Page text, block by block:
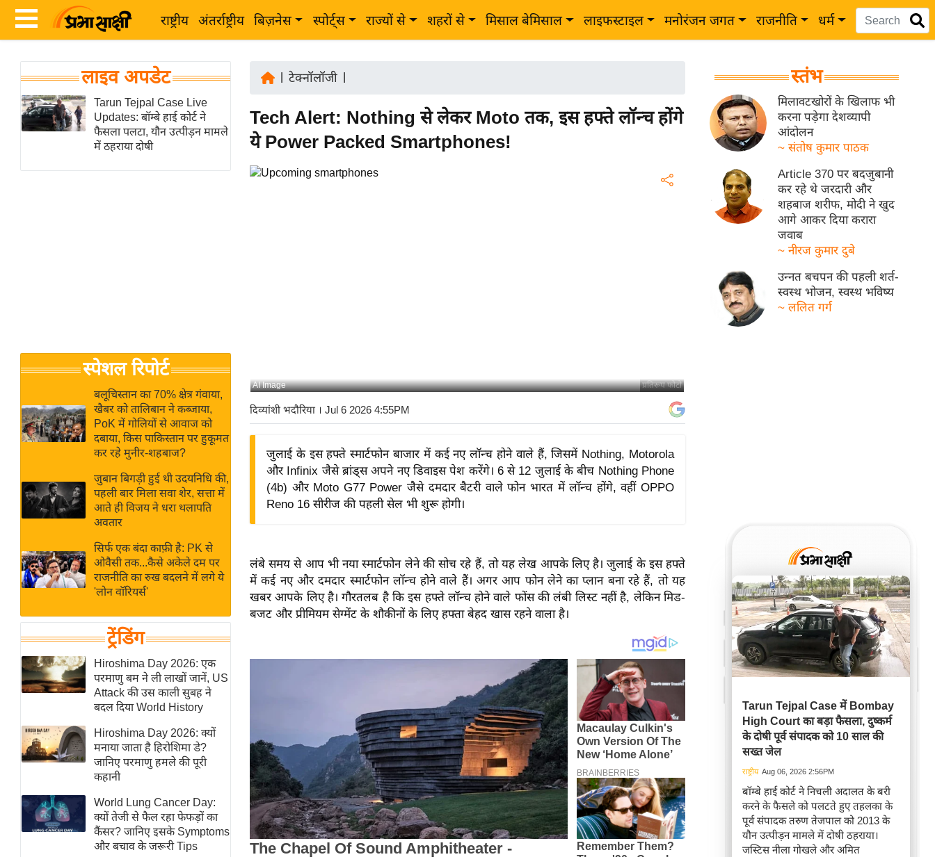
राष्ट्रीय अंतर्राष्ट्रीय बिज़नेस स्पोर्ट्स राज्यों से शहरों से मिसाल बेमिसाल लाइफस्टाइल मनोरंजन जगत राजनीति धर्म
Latest
News
in
Hindi
Hindi
ता
ख
ब
राष्ट्रीय
क्रिकेट
क्राइम
ई-पेपर
मिसाल बेमिसाल
शख्सियत
यंग इंडिया
साहित्य जगत
ऑटो वर्ल्ड
न्यूज ब्रीफ
मनोरंजन जगत
फिल्म समीक्षा
Breaking
News
लाइफस्टाइल
टेक्नॉलॉजी
ब्यूटी/फैशन
घरेलू नुस्खे
पर्यटन स्थल
फिटनेस मंत्रा
रिलेशनशिप
लाइव अपडेट
Tarun Tejpal Case Live
Updates: बॉम्बे हाई कोर्ट ने
फैसला पलटा, यौन उत्पीड़न मामले
में ठहराया दोषी
स्पेशल रिपोर्ट
बलूचिस्तान का 70% क्षेत्र गंवाया,
खैबर को तालिबान ने कब्जाया,
PoK में गोलियों से आवाज को
दबाया, किस पाकिस्तान पर हुकूमत
कर रहे मुनीर-शहबाज?
जुबान बिगड़ी हुई थी उदयनिधि की,
पहली बार मिला सवा शेर, सत्ता में
आते ही विजय ने धरा थलापति
अवतार
सिर्फ एक बंदा काफ़ी है: PK से
ओवैसी तक...कैसे अकेले दम पर
राजनीति का रुख बदलने में लगे ये
'लोन वॉरियर्स'
ट्रेंडिंग
Hiroshima Day 2026: एक
परमाणु बम ने ली लाखों जानें, US
Attack की उस काली सुबह ने
बदल दिया World History
Hiroshima Day 2026: क्यों
मनाया जाता है हिरोशिमा डे?
जानिए परमाणु हमले की पूरी
कहानी
World Lung Cancer Day:
क्यों तेजी से फैल रहा फेफड़ों का
कैंसर? जानिए इसके Symptoms
और बचाव के जरूरी Tips
टेक्नॉलॉजी
Tech Alert: Nothing से लेकर Moto तक, इस हफ्ते लॉन्च होंगे
ये Power Packed Smartphones!
प्रतिरूप फोटो
AI Image
दिव्यांशी भदौरिया । Jul 6 2026 4:55PM
जुलाई के इस हफ्ते स्मार्टफोन बाजार में कई नए लॉन्च होने वाले हैं, जिसमें Nothing, Motorola
और Infinix जैसे ब्रांड्स अपने नए डिवाइस पेश करेंगे। 6 से 12 जुलाई के बीच Nothing Phone
(4b) और Moto G77 Power जैसे दमदार बैटरी वाले फोन भारत में लॉन्च होंगे, वहीं OPPO
Reno 16 सीरीज की पहली सेल भी शुरू होगी।
लंबे समय से आप भी नया स्मार्टफोन लेने की सोच रहे हैं, तो यह लेख आपके लिए है। जुलाई के इस हफ्ते
में कई नए और दमदार स्मार्टफोन लॉन्च होने वाले हैं। अगर आप फोन लेने का प्लान बना रहे हैं, तो यह
खबर आपके लिए है। गौरतलब है कि इस हफ्ते लॉन्च होने वाले फोंस की लंबी लिस्ट नहीं है, लेकिन मिड-
बजट और प्रीमियम सेग्मेंट के शौकीनों के लिए हफ्ता बेहद खास रहने वाला है।
स्तंभ
मिलावटखोरों के खिलाफ भी
करना पड़ेगा देशव्यापी
आंदोलन
~ संतोष कुमार पाठक
Article 370 पर बदजुबानी
कर रहे थे जरदारी और
शहबाज शरीफ, मोदी ने खुद
आगे आकर दिया करारा
जवाब
~ नीरज कुमार दुबे
उन्नत बचपन की पहली शर्त-
स्वस्थ भोजन, स्वस्थ भविष्य
~ ललित गर्ग
Tarun Tejpal Case में Bombay
High Court का बड़ा फैसला, दुष्कर्म
के दोषी पूर्व संपादक को 10 साल की
सख्त जेल
राष्ट्रीय Aug 06, 2026 2:56PM
बॉम्बे हाई कोर्ट ने निचली अदालत के बरी
करने के फैसले को पलटते हुए तहलका के
पूर्व संपादक तरुण तेजपाल को 2013 के
यौन उत्पीड़न मामले में दोषी ठहराया।
जस्टिस नीला गोखले और अमित